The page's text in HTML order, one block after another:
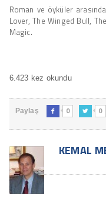
Roman ve öyküler
Lover, The Winged Bull,
Magic.
6.423 kez okundu
Paylaş  0  0
KEMAL